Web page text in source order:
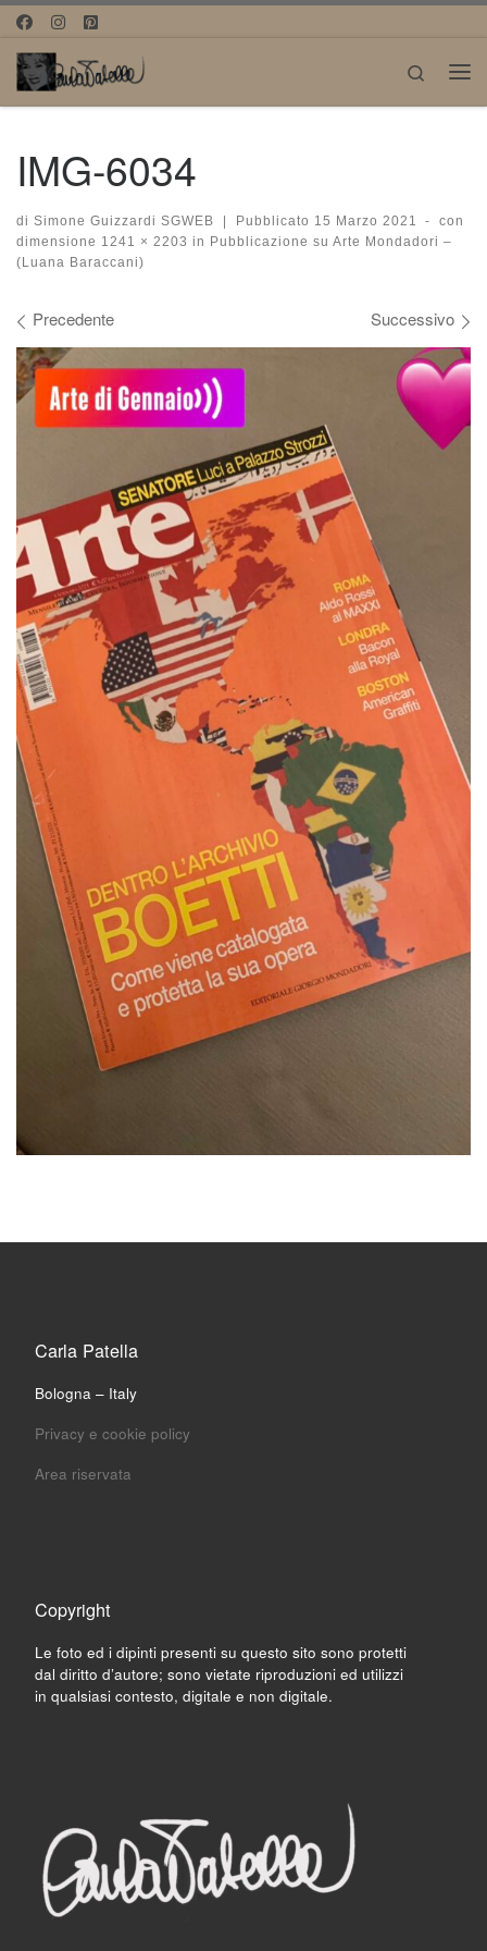
Passa al contenuto
Search
IMG-6034
di Simone Guizzardi SGWEB Pubblicato 15 Marzo 2021 -
con
dimensione 1241 × 2203 in Pubblicazione su Arte Mondadori –
(Luana Baraccani)
Navigazione immagini
Precedente Successivo
Carla Patella
Bologna – Italy
Privacy e cookie policy
Area riservata
Copyright
Le foto ed i dipinti presenti su questo sito sono protetti
dal diritto d’autore; sono vietate riproduzioni ed utilizzi
in qualsiasi contesto, digitale e non digitale.